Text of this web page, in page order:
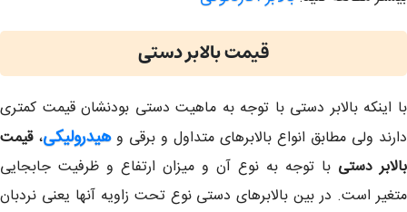
قیمت بالابر دستی
با اینکه بالابر دستی با توجه به ماهیت دستی بودنشان قیمت کمتری
دارند ولی مطابق انواع بالابرهای متداول و برقی وهیدرولیکی،قیمت
بالابر دستی با توجه به نوع آن و میزان ارتفاع و ظرفیت جابجایی
متغیر است. در بین بالابرهای دستی نوع تحت زاویه آنها یعنی نردبان